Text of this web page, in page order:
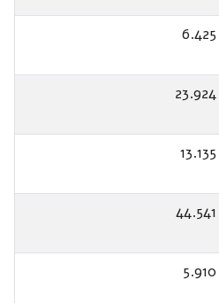
6.425
23.924
13.135
44.541
5.910